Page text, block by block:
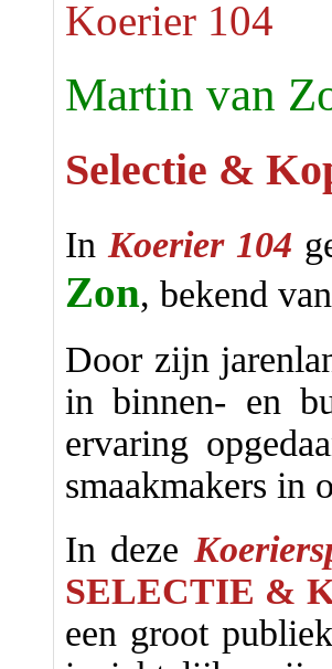
Koerier 104
Martin van
Selectie &
InKoerier 104
Zon, bekend
Door zijn
in binnen- en
ervaring
smaakmakers in
In deze
SELECTIE &
een groot